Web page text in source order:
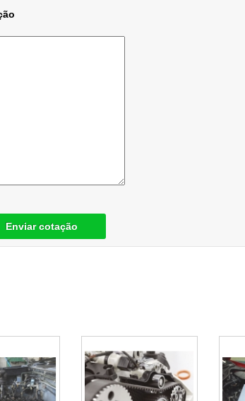
Enviar cotação